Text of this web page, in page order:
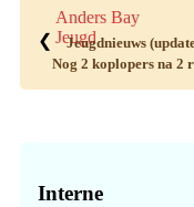
Anders Bay
Jeugd
❮
Jeugdnieuws
Nog 2 koplopers na 2
Sidebar
Interne